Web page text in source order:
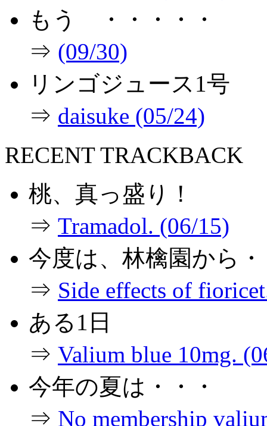
もう ・・・・・
⇒ (09/30)
リンゴジュース1号
⇒ daisuke (05/24)
RECENT TRACKBACK
桃、真っ盛り！
⇒ Tramadol. (06/15)
今度は、林檎園から
⇒ Side effects of
ある1日
⇒ Valium blue 10mg.
今年の夏は・・・
⇒ No membership